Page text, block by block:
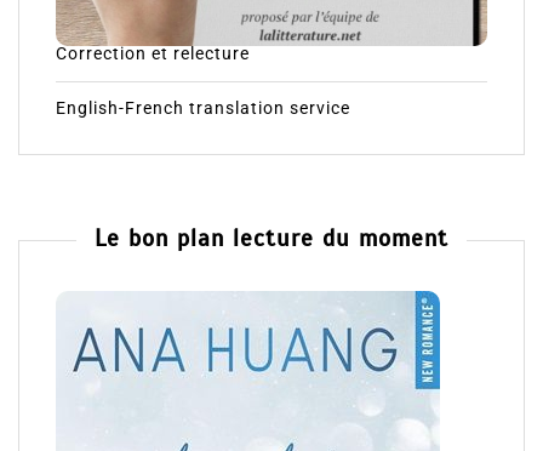
Correction et relecture
English-French translation service
Le bon plan lecture du moment